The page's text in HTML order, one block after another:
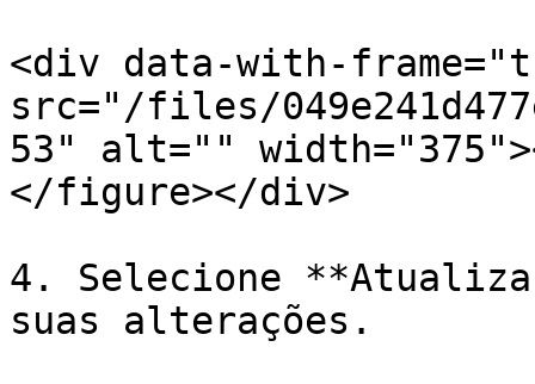
<div data-with-
src="/files/
53" alt=""
</figure></div>
4. Selecione
suas alterações.